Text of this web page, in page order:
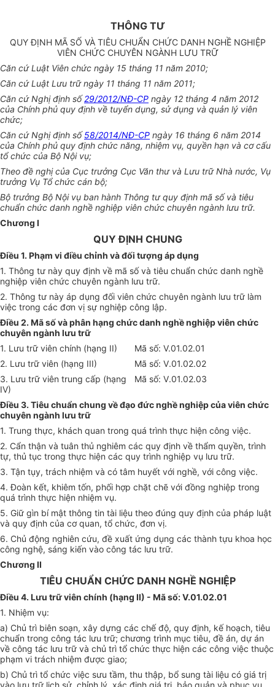
THÔNG TƯ
QUY ĐỊNH MÃ SỐ VÀ TIÊU CHUẨN CHỨC DANH NGHỀ NGHIỆP
VIÊN CHỨC CHUYÊN NGÀNH LƯU TRỮ
Căn cứ Luật Viên chức ngày 15 tháng 11 năm 2010;
Căn cứ Luật Lưu trữ ngày 11 tháng 11 năm 2011;
Căn cứ Nghị định số29/2012/NĐ-CP ngày 12 tháng 4 năm 2012
của Chính phủ quy định về tuyển dụng, sử dụng và quản lý viên
chức;
Căn cứ Nghị định số58/2014/NĐ-CP ngày 16 tháng 6 năm 2014
của Chính phủ quy định chức năng, nhiệm vụ, quyền hạn và cơ cấu
tổ chức của Bộ Nội vụ;
Theo đề nghị của Cục trưởng Cục Văn thư và Lưu trữ Nhà nước, Vụ
trưởng Vụ Tổ chức cán bộ;
Bộ trưởng Bộ Nội vụ ban hành Thông tư quy định mã số và tiêu
chuẩn chức danh nghề nghiệp viên chức chuyên ngành lưu trữ.
Chương I
QUY ĐỊNH CHUNG
Điều 1. Phạm vi điều chỉnh và đối tượng áp dụng
1. Thông tư này quy định về mã số và tiêu chuẩn chức danh nghề
nghiệp viên chức chuyên ngành lưu trữ.
2. Thông tư này áp dụng đối viên chức chuyên ngành lưu trữ làm
việc trong các đơn vị sự nghiệp công lập.
Điều 2. Mã số và phân hạng chức danh nghề nghiệp viên chức
chuyên ngành lưu trữ
1. Lưu trữ viên chính (hạng II)
Mã số: V.01.02.01
2. Lưu trữ viên (hạng III)
Mã số: V.01.02.02
3. Lưu trữ viên trung cấp (hạng
IV)
Mã số: V.01.02.03
Điều 3. Tiêu chuẩn chung về đạo đức nghề nghiệp của viên chức
chuyên ngành lưu trữ
1. Trung thực, khách quan trong quá trình thực hiện công việc.
2. Cẩn thận và tuân thủ nghiêm các quy định về thẩm quyền, trình
tự, thủ tục trong thực hiện các quy trình nghiệp vụ lưu trữ.
3. Tận tụy, trách nhiệm và có tâm huyết với nghề, với công việc.
4. Đoàn kết, khiêm tốn, phối hợp chặt chẽ với đồng nghiệp trong
quá trình thực hiện nhiệm vụ.
5. Giữ gìn bí mật thông tin tài liệu theo đúng quy định của pháp luật
và quy định của cơ quan, tổ chức, đơn vị.
6. Chủ động nghiên cứu, đề xuất ứng dụng các thành tựu khoa học
công nghệ, sáng kiến vào công tác lưu trữ.
Chương II
TIÊU CHUẨN CHỨC DANH NGHỀ NGHIỆP
Điều 4. Lưu trữ viên chính (hạng II) - Mã số: V.01.02.01
1. Nhiệm vụ:
a) Chủ trì biên soạn, xây dựng các chế độ, quy định, kế hoạch, tiêu
chuẩn trong công tác lưu trữ; chương trình mục tiêu, đề án, dự án
về công tác lưu trữ và chủ trì tổ chức thực hiện các công việc thuộc
phạm vi trách nhiệm được giao;
b) Chủ trì tổ chức việc sưu tầm, thu thập, bổ sung tài liệu có giá trị
vào lưu trữ lịch sử, chỉnh lý, xác định giá trị, bảo quản và phục vụ